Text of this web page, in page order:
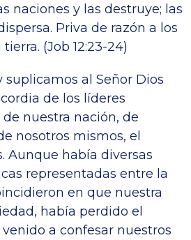
naciones y las destruye; las
Priva de razón a los
(Job 12:23-24)
suplicamos al Señor Dios
de los líderes
nuestra nación, de
nosotros mismos, el
Aunque había diversas
representadas entre la
en que nuestra
había perdido el
a confesar nuestros